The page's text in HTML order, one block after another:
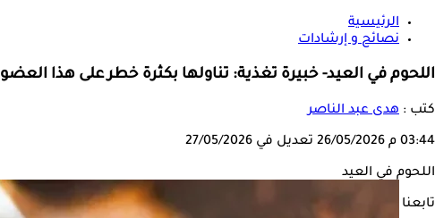
الرئيسية
نصائح و إرشادات
اللحوم في العيد- خبيرة تغذية: تناولها بكثرة خطر على هذا العضو
كتب : هدى عبد الناصر
03:44 م 26/05/2026 تعديل في 27/05/2026
اللحوم في العيد
تابعنا على